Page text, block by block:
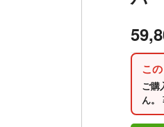
こ
ご購
ん。